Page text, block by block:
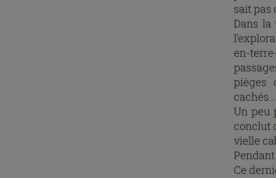
sait pas
Dans la
en-
pièges
cachés…
Un peu
conclut
vielle
Ce